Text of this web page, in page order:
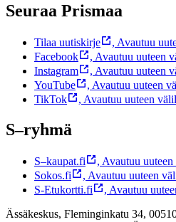
Seuraa Prismaa
Tilaa uutiskirje , Avautuu
Facebook
, Avautuu uuteen
Instagram
, Avautuu uuteen
YouTube
, Avautuu uuteen
TikTok
, Avautuu uuteen
S–ryhmä
S–kaupat.fi , Avautuu uuteen
Sokos.fi
, Avautuu uuteen
S-Etukortti.fi
, Avautuu
Ässäkeskus, Fleminginkatu 34,